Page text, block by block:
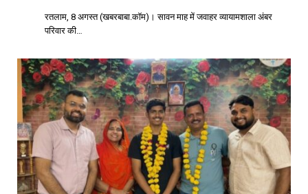
रतलाम, 8 अगस्त (खबरबाबा.कॉम)। सावन माह में जवाहर व्यायामशाला अंबर
परिवार की…